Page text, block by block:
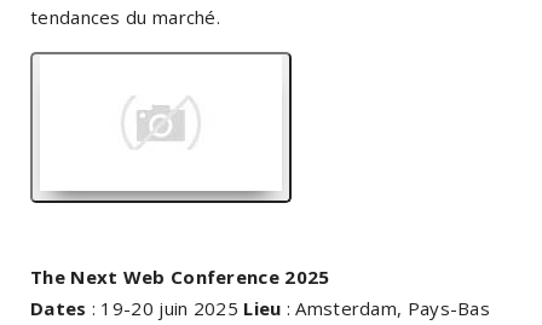
tendances du marché.
The Next Web Conference 2025
Dates : 19-20 juin 2025 Lieu : Amsterdam, Pays-Bas